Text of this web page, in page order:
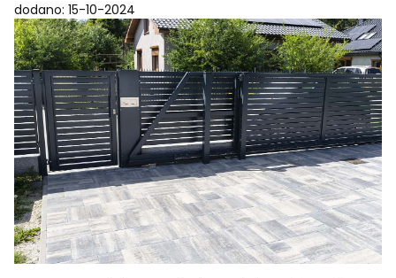
dodano: 15-10-2024